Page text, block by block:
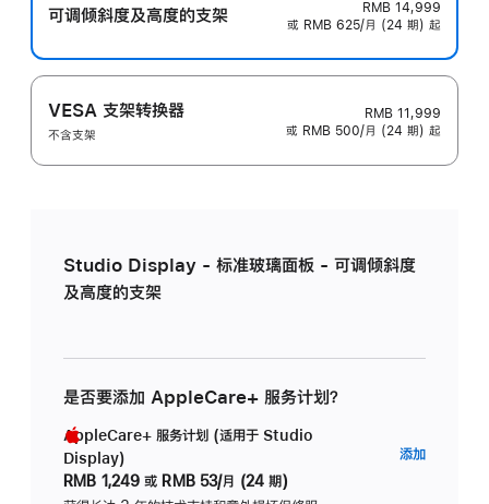
可调倾斜度及高‍度的支‍架
RMB 14,999
或 RMB 625/月 (24 期) 起
VESA 支架转换器
不含支架
RMB 11,999
或 RMB 500/月 (24 期) 起
Studio Display - 标准玻璃面板 - 可调倾斜度
及高度的支架
是否要添加 AppleCare+ 服务计划？
AppleCare+ 服务计划 (适用于 Studio
Display)
RMB 1,249 或 RMB 53/月 (24 期)
添加